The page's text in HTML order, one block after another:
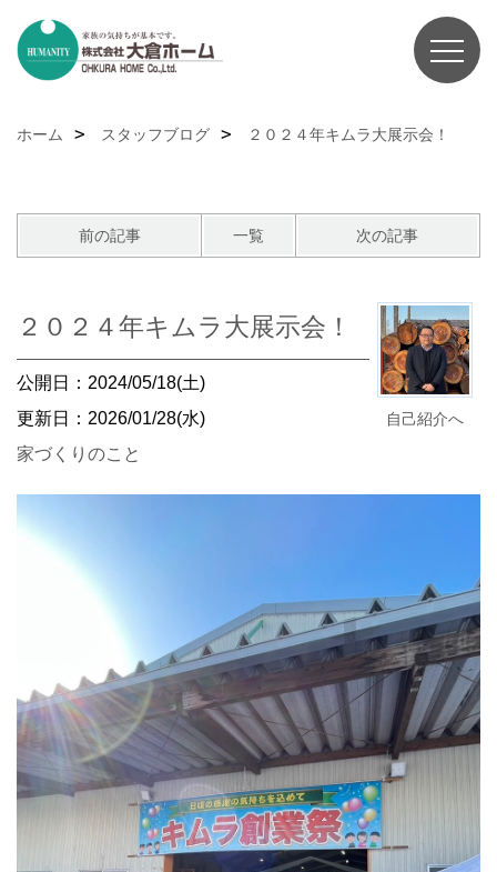
ホーム スタッフブログ ２０２４年キムラ大展示会！
前の記事 一覧 次の記事
自己紹介へ
２０２４年キムラ大展示会！
公開日：2024/05/18(土)
更新日：2026/01/28(水)
家づくりのこと